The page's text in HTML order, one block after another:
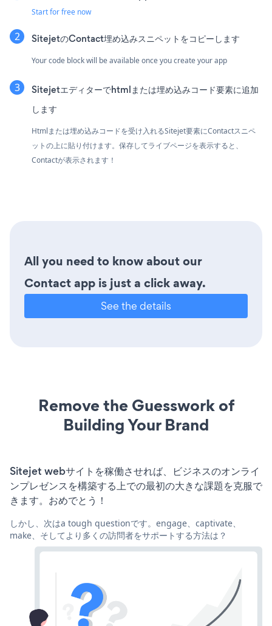
Start for free now
SitejetのContact埋め込みスニペットをコピーします
Your code block will be available once you create your app
Sitejetエディターでhtmlまたは埋め込みコード要素に追加
します
Htmlまたは埋め込みコードを受け入れるSitejet要素にContactスニペ
ットの上に貼り付けます。保存してライブページを表示すると、
Contactが表示されます！
All you need to know about our
Contact app is just a click away.
See the details
Remove the Guesswork of
Building Your Brand
Sitejet webサイトを稼働させれば、ビジネスのオンライ
ンプレゼンスを構築する上での最初の大きな課題を克服で
きます。おめでとう！
しかし、次はa tough questionです。engage、captivate、
make、そしてより多くの訪問者をサポートする方法は？